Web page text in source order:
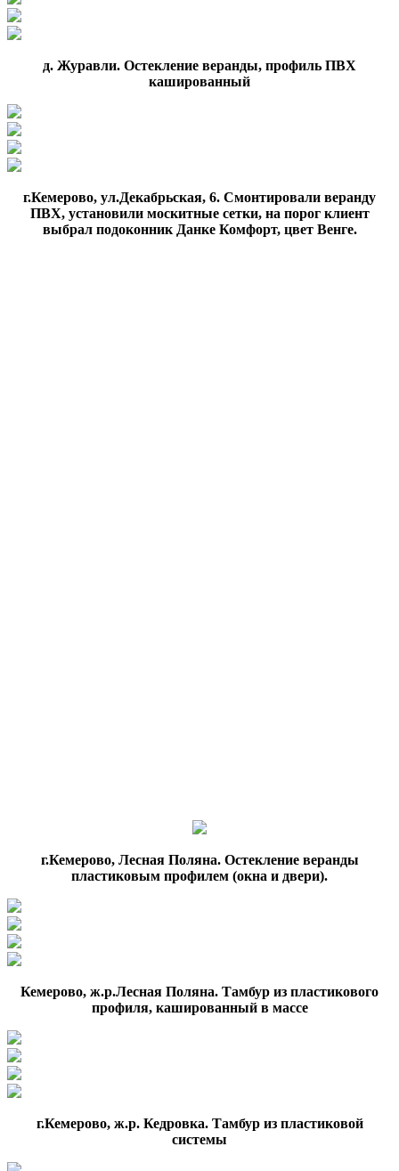
д. Журавли. Остекление веранды, профиль ПВХ
кашированный
г.Кемерово, ул.Декабрьская, 6. Смонтировали веранду
ПВХ, установили москитные сетки, на порог клиент
выбрал подоконник Данке Комфорт, цвет Венге.
г.Кемерово, Лесная Поляна. Остекление веранды
пластиковым профилем (окна и двери).
Кемерово, ж.р.Лесная Поляна. Тамбур из пластикового
профиля, кашированный в массе
г.Кемерово, ж.р. Кедровка. Тамбур из пластиковой
системы